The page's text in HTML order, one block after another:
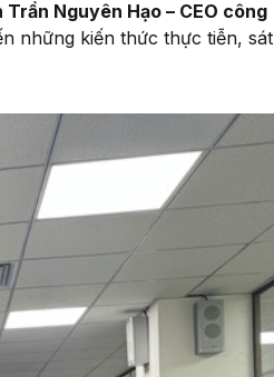
Trần Nguyên Hạo – CEO công
những kiến thức thực tiễn, sát